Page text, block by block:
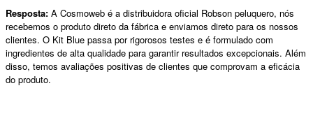
Resposta: A Cosmoweb é a distribuidora oficial Robson peluquero, nós
recebemos o produto direto da fábrica e enviamos direto para os nossos
clientes. O Kit Blue passa por rigorosos testes e é formulado com
ingredientes de alta qualidade para garantir resultados excepcionais. Além
disso, temos avaliações positivas de clientes que comprovam a eficácia
do produto.